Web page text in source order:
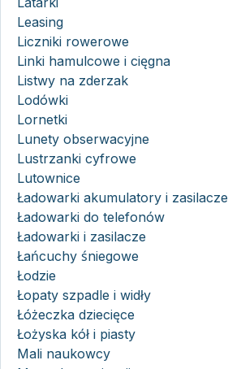
Leasing
Liczniki rowerowe
Linki hamulcowe i cięgna
Listwy na zderzak
Lodówki
Lornetki
Lunety obserwacyjne
Lustrzanki cyfrowe
Lutownice
Ładowarki akumulatory i zasilacze
Ładowarki do telefonów
Ładowarki i zasilacze
Łańcuchy śniegowe
Łodzie
Łopaty szpadle i widły
Łóżeczka dziecięce
Łożyska kół i piasty
Mali naukowcy